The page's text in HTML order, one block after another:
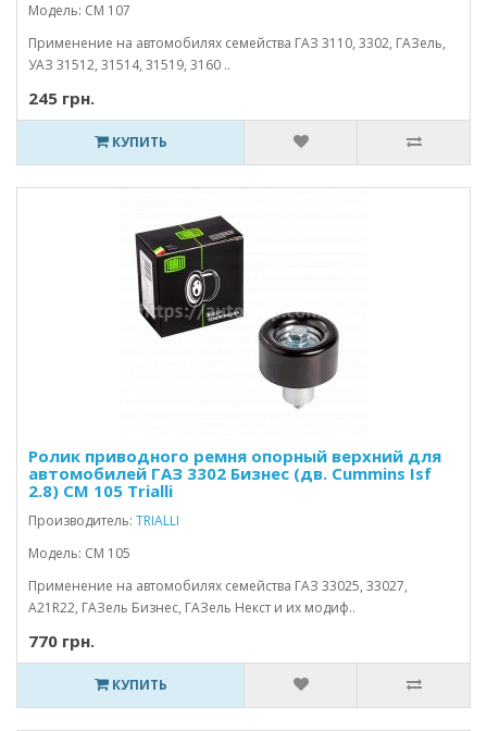
Модель: CM 107
Применение на автомобилях семейства ГАЗ 3110, 3302, ГАЗель,
УАЗ 31512, 31514, 31519, 3160 ..
245 грн.
КУПИТЬ
Ролик приводного ремня опорный верхний для
автомобилей ГАЗ 3302 Бизнес (дв. Cummins Isf
2.8) CM 105 Trialli
Производитель: TRIALLI
Модель: CM 105
Применение на автомобилях семейства ГАЗ 33025, 33027,
А21R22, ГАЗель Бизнес, ГАЗель Некст и их модиф..
770 грн.
КУПИТЬ